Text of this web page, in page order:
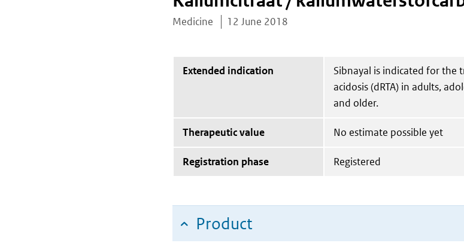
Medicine 12 June 2018
Extended indication
Sibnayal is indicated for the
acidosis (dRTA) in adults,
and older.
Therapeutic value No estimate possible yet
Registration phase Registered
Product